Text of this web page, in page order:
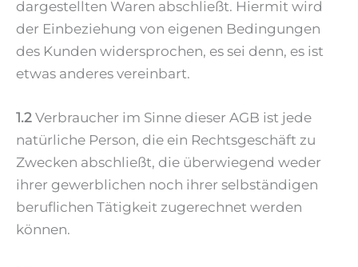
dargestellten Waren abschließt. Hiermit wird
der Einbeziehung von eigenen Bedingungen
des Kunden widersprochen, es sei denn, es ist
etwas anderes vereinbart.
1.2 Verbraucher im Sinne dieser AGB ist jede
natürliche Person, die ein Rechtsgeschäft zu
Zwecken abschließt, die überwiegend weder
ihrer gewerblichen noch ihrer selbständigen
beruflichen Tätigkeit zugerechnet werden
können.